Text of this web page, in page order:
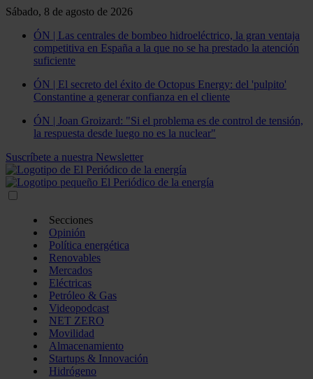
Sábado, 8 de agosto de 2026
ÓN | Las centrales de bombeo hidroeléctrico, la gran ventaja
competitiva en España a la que no se ha prestado la atención
suficiente
ÓN | El secreto del éxito de Octopus Energy: del 'pulpito'
Constantine a generar confianza en el cliente
ÓN | Joan Groizard: "Si el problema es de control de tensión,
la respuesta desde luego no es la nuclear"
Suscríbete a nuestra Newsletter
Secciones
Opinión
Política energética
Renovables
Mercados
Eléctricas
Petróleo & Gas
Videopodcast
NET ZERO
Movilidad
Almacenamiento
Startups & Innovación
Hidrógeno